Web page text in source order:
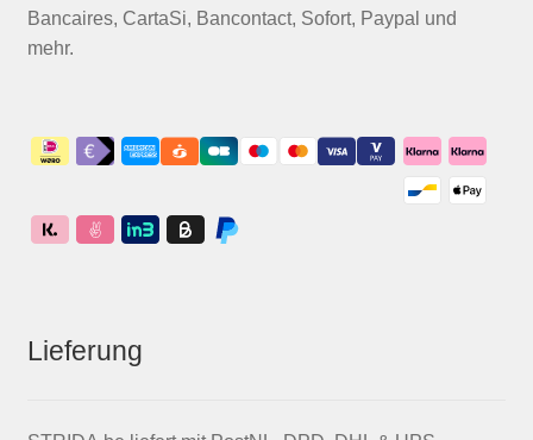
Bancaires, CartaSi, Bancontact, Sofort, Paypal und
mehr.
Lieferung